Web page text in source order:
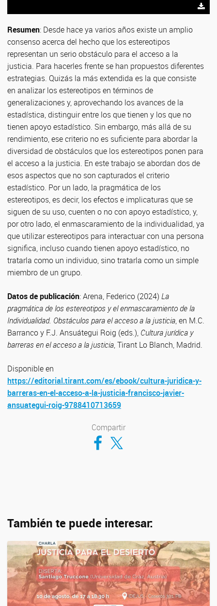
Resumen: Desde hace ya varios años existe un amplio
consenso acerca del hecho que los estereotipos
representan un serio obstáculo para el acceso a la
justicia. Para hacerles frente se han propuestos diferentes
estrategias. Quizás la más extendida es la que consiste
en analizar los estereotipos en términos de
generalizaciones y, aprovechando los avances de la
estadística, distinguir entre los que tienen y los que no
tienen apoyo estadístico. Sin embargo, más allá de su
rendimiento, ese criterio no es suficiente para abordar la
diversidad de obstáculos que los estereotipos ponen para
el acceso a la justicia. En este trabajo se abordan dos de
esos aspectos que no son capturados el criterio
estadístico. Por un lado, la pragmática de los
estereotipos, es decir, los efectos e implicaturas que se
siguen de su uso, cuenten o no con apoyo estadístico, y,
por otro lado, el enmascaramiento de la individualidad, ya
que utilizar estereotipos para interactuar con una persona
significa, incluso cuando tienen apoyo estadístico, no
tratarla como un individuo, sino tratarla como un simple
miembro de un grupo.
Datos de publicación: Arena, Federico (2024) La
pragmática de los estereotipos y el enmascaramiento de la
Individualidad. Obstáculos para el acceso a la justicia, en M.C.
Barranco y F.J. Ansuátegui Roig (eds.), Cultura jurídica y
barreras en el acceso a la justicia, Tirant Lo Blanch, Madrid.
Disponible en
https://editorial.tirant.com/es/ebook/cultura-juridica-y-
barreras-en-el-acceso-a-la-justicia-francisco-javier-
ansuategui-roig-9788410713659
Compartir
Compartir en Facebook
Compartir en Twitter
También te puede interesar: